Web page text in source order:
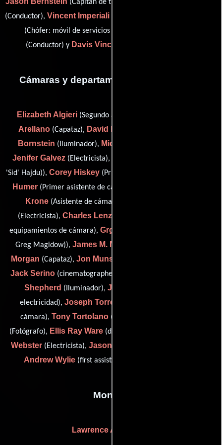
(Capitán de transporte),
(Conductor), Vincent Imperiali
(Chófer: móvil de servicios sanitarios),
(Conductor) y Davis Vincent
Cámaras y departamento de electricidad
Elizabeth Algieri(Segundo asistente de cámara),
Arellano (Capataz), David Bonet
Bornstein (Iluminador), Michael Colbert
Jenifer Galvez(Electricista),
'Sid' Hajdu)), Corey Hiskey (Primer asistente de cámara),
Humer(Primer asistente de cámara: segunda unidad),
Krone(Asistente de cámara),
(Electricista), Charles Lenz
equipamientos de cámara), Grg Magidow
Greg Magidow)), James M. McClure
Morgan (Capataz), Jon Munson
Jack Serino (cinematographer: second unit / key grip),
Shepherd (Iluminador), Jason Stuck
electricidad), Joseph Torres Jr.
cámara), Tony Tortolano (Electricista),
(Fotógrafo), Ellis Ray Ware (dolly grip (as Ellis Ware)),
Webster (Electricista), Jason Wood
Andrew Wylie (first assistant camera (as Jim Wylie))
Montaje
Lawrence A. Maddox